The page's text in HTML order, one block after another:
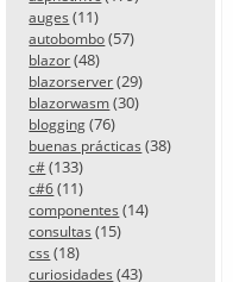
auges (11)
autobombo (57)
blazor (48)
blazorserver (29)
blazorwasm (30)
blogging (76)
buenas prácticas (38)
c# (133)
c#6 (11)
componentes (14)
consultas (15)
css (18)
curiosidades (43)